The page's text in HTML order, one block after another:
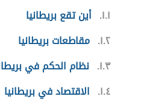
١.١ أين تقع بريطانيا
١.٢ مقاطعات بريطانيا
١.٣ نظام الحكم في
١.٤
الاقتصاد في بريطانيا